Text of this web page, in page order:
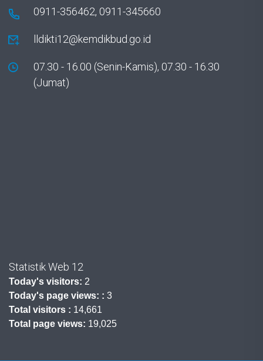
0911-356462, 0911-345660
lldikti12@kemdikbud.go.id
07.30 - 16.00 (Senin-Kamis), 07.30 - 16.30
(Jumat)
Statistik Web 12
Today's visitors: 2
Today's page views: : 3
Total visitors : 14,661
Total page views: 19,025